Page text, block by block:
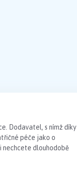
Dodavatel, s nímž díky
péče jako o
nechcete dlouhodobě